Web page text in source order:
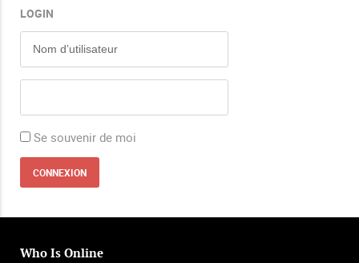
LOGIN
Se souvenir de moi
Who Is Online